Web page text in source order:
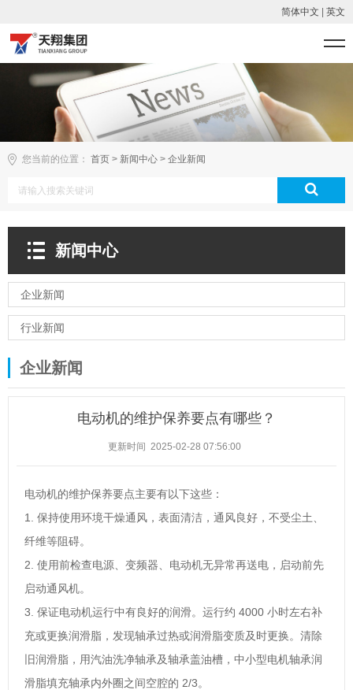
简体中文 英文
您当前的位置： 首页 > 新闻中心 > 企业新闻
新闻中心
企业新闻
行业新闻
企业新闻
电动机的维护保养要点有哪些？
更新时间 2025-02-28 07:56:00
电动机的维护保养要点主要有以下这些：
1. 保持使用环境干燥通风，表面清洁，通风良好，不受尘土、
纤维等阻碍。
2. 使用前检查电源、变频器、电动机无异常再送电，启动前先
启动通风机。
3. 保证电动机运行中有良好的润滑。运行约 4000 小时左右补
充或更换润滑脂，发现轴承过热或润滑脂变质及时更换。清除
旧润滑脂，用汽油洗净轴承及轴承盖油槽，中小型电机轴承润
滑脂填充轴承内外圈之间空腔的 2/3。